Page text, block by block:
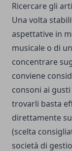
Ricercare gli
Una volta
aspettative in
musicale o di
concentrare
conviene
consoni ai
trovarli basta
direttamente
(scelta
società di